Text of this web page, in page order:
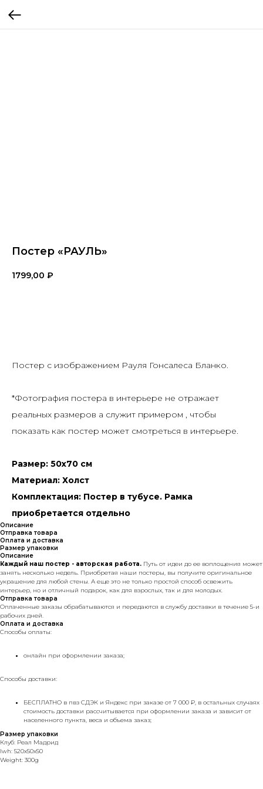
Постер «РАУЛЬ»
1799,00 ₽
Постер с изображением Рауля Гонсалеса Бланко.
*Фотография постера в интерьере не отражает
реальных размеров а служит примером , чтобы
показать как постер может смотреться в интерьере.
Размер: 50х70 см
Материал: Холст
Комплектация: Постер в тубусе. Рамка
приобретается отдельно
Описание
Отправка товара
Оплата и доставка
Размер упаковки
Описание
Каждый наш постер - авторская работа. Путь от идеи до ее воплощения может
занять несколько недель. Приобретая наши постеры, вы получите оригинальное
украшение для любой стены. А еще это не только простой способ освежить
интерьер, но и отличный подарок, как для взрослых, так и для молодых.
Отправка товара
Оплаченные заказы обрабатываются и передаются в службу доставки в течение 5-и
рабочих дней.
Оплата и доставка
Способы оплаты:
онлайн при оформлении заказа;
Способы доставки:
БЕСПЛАТНО в пвз СДЭК и Яндекс при заказе от 7 000 ₽, в остальных случаях
стоимость доставки рассчитывается при оформлении заказа и зависит от
населенного пункта, веса и объема заказ;
Размер упаковки
Клуб: Реал Мадрид
lwh: 520x50x50
Weight: 300g